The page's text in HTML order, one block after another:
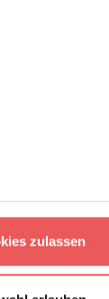
zulassen